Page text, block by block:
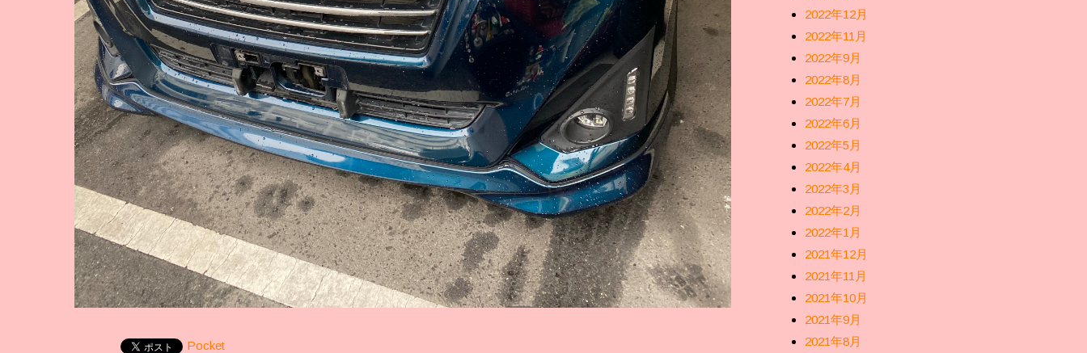
Pocket
2022年12月
2022年11月
2022年9月
2022年8月
2022年7月
2022年6月
2022年5月
2022年4月
2022年3月
2022年2月
2022年1月
2021年12月
2021年11月
2021年10月
2021年9月
2021年8月